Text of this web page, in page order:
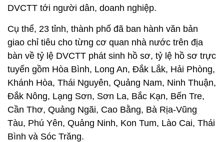
DVCTT tới người dân, doanh nghiệp.
Cụ thể, 23 tỉnh, thành phố đã ban hành văn bản
giao chỉ tiêu cho từng cơ quan nhà nước trên địa
bàn về tỷ lệ DVCTT phát sinh hồ sơ, tỷ lệ hồ sơ trực
tuyến gồm Hòa Bình, Long An, Đắk Lắk, Hải Phòng,
Khánh Hòa, Thái Nguyên, Quảng Nam, Ninh Thuận,
Đắk Nông, Lạng Sơn, Sơn La, Bắc Kạn, Bến Tre,
Cần Thơ, Quảng Ngãi, Cao Bằng, Bà Rịa-Vũng
Tàu, Phú Yên, Quảng Ninh, Kon Tum, Lào Cai, Thái
Bình và Sóc Trăng.